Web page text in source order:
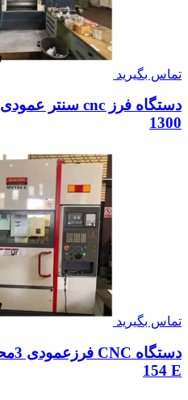
تماس بگیرید
1300
تماس بگیرید
154 E